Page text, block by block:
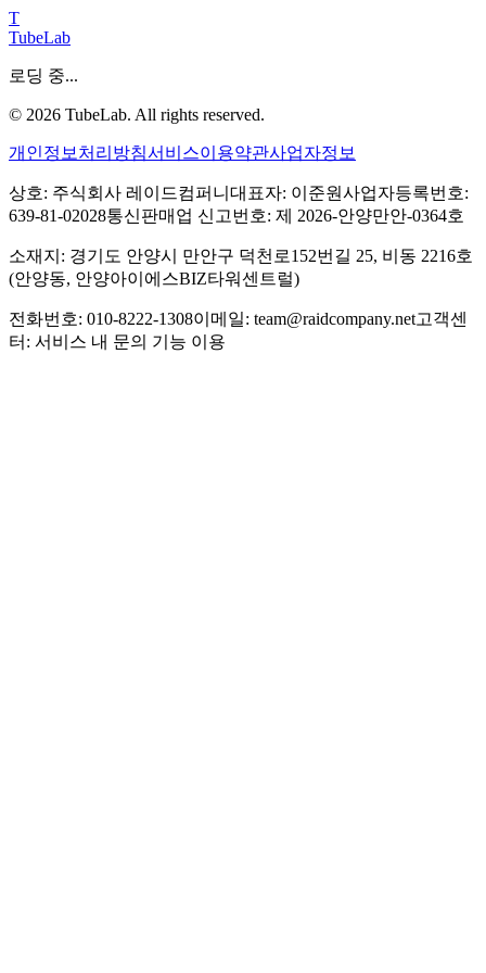
T
TubeLab
로딩 중...
© 2026 TubeLab. All rights reserved.
개인정보처리방침서비스이용약관사업자정보
상호: 주식회사 레이드컴퍼니 대표자: 이준원사업자등록번호:
639-81-02028통신판매업 신고번호: 제 2026-안양만안-0364호
소재지: 경기도 안양시 만안구 덕천로152번길 25, 비동 2216호
(안양동, 안양아이에스BIZ타워센트럴)
전화번호: 010-8222-1308이메일: team@raidcompany.net고객센
터: 서비스 내 문의 기능 이용